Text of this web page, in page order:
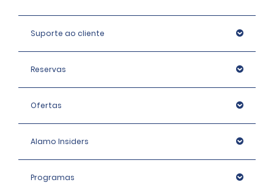
Suporte ao cliente
Reservas
Ofertas
Alamo Insiders
Programas